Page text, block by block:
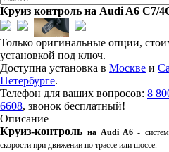
Круиз контроль на Audi A6 С7/
Только оригинальные опции,
установкой под ключ.
Доступна установка в Москве и
Петербурге.
Телефон для ваших вопросов: 8
6608, звонок бесплатный!
Описание
Круиз-контроль на Audi A6 -
скорости при движении по трассе или шоссе.